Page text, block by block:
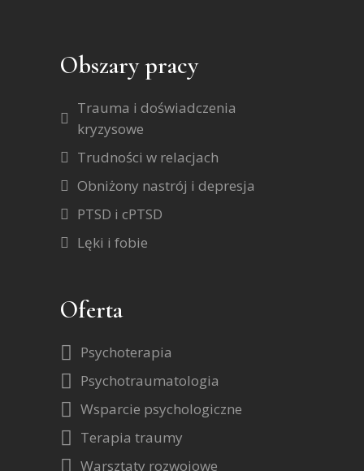
Obszary pracy
Trauma i doświadczenia
kryzysowe
Trudności w relacjach
Obniżony nastrój i depresja
PTSD i cPTSD
Lęki i fobie
Oferta
Psychoterapia
Psychotraumatologia
Wsparcie psychologiczne
Terapia traumy
Warsztaty rozwojowe